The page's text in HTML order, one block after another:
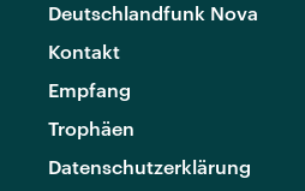
Deutschlandfunk Nova
Kontakt
Empfang
Trophäen
Datenschutzerklärung